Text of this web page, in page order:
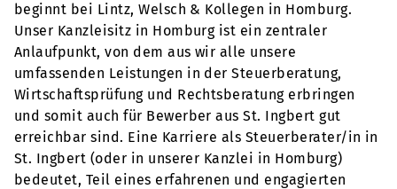
beginnt bei Lintz, Welsch & Kollegen in Homburg.
Unser Kanzleisitz in Homburg ist ein zentraler
Anlaufpunkt, von dem aus wir alle unsere
umfassenden Leistungen in der Steuerberatung,
Wirtschaftsprüfung und Rechtsberatung erbringen
und somit auch für Bewerber aus St. Ingbert gut
erreichbar sind. Eine Karriere als Steuerberater/in in
St. Ingbert (oder in unserer Kanzlei in Homburg)
bedeutet, Teil eines erfahrenen und engagierten